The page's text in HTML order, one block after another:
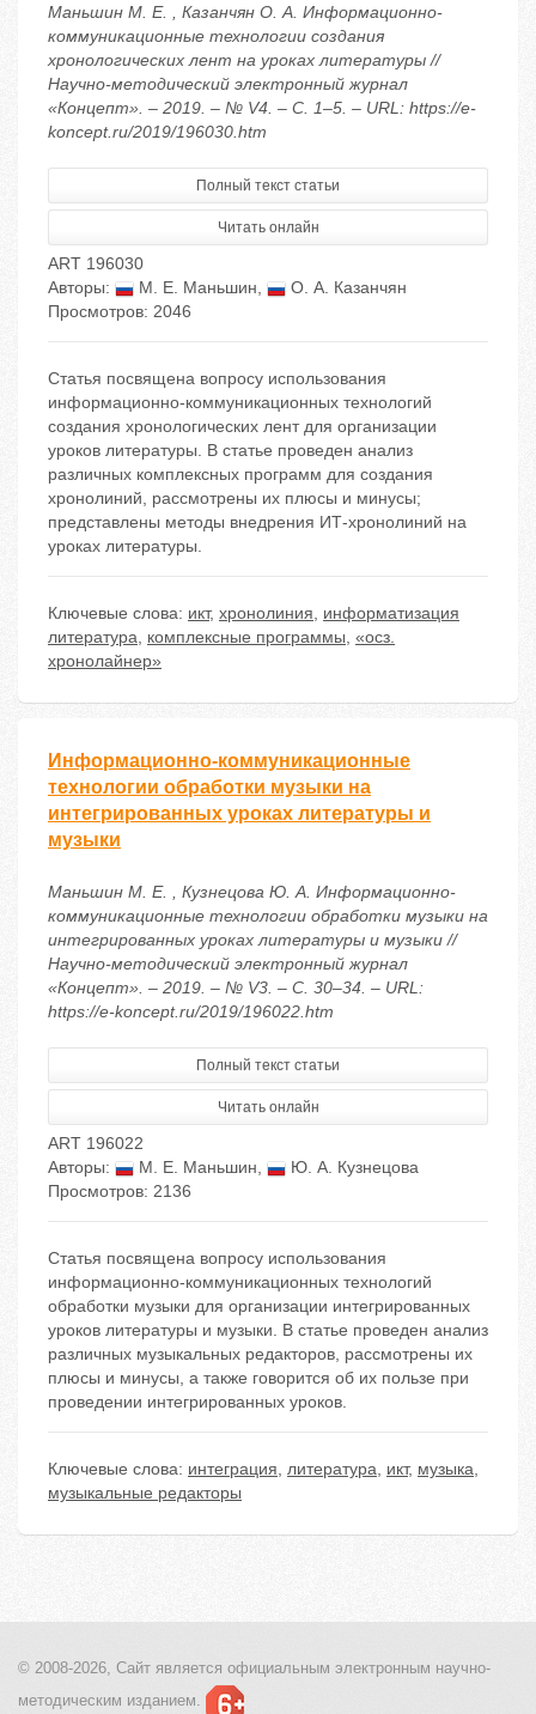
Маньшин М. Е. , Казанчян О. А. Информационно-
коммуникационные технологии создания
хронологических лент на уроках литературы //
Научно-методический электронный журнал
«Концепт». – 2019. – № V4. – С. 1–5. – URL: https://e-
koncept.ru/2019/196030.htm
Полный текст статьи
Читать онлайн
ART 196030
Авторы:
М. Е. Маньшин,
О. А. Казанчян
Просмотров: 2046
Статья посвящена вопросу использования
информационно-коммуникационных технологий
создания хронологических лент для организации
уроков литературы. В статье проведен анализ
различных комплексных программ для создания
хронолиний, рассмотрены их плюсы и минусы;
представлены методы внедрения ИТ-хронолиний на
уроках литературы.
Ключевые слова: икт, хронолиния, информатизация
литература, комплексные программы, «осз.
хронолайнер»
Информационно-коммуникационные
технологии обработки музыки на
интегрированных уроках литературы и
музыки
Маньшин М. Е. , Кузнецова Ю. А. Информационно-
коммуникационные технологии обработки музыки на
интегрированных уроках литературы и музыки //
Научно-методический электронный журнал
«Концепт». – 2019. – № V3. – С. 30–34. – URL:
https://e-koncept.ru/2019/196022.htm
Полный текст статьи
Читать онлайн
ART 196022
Авторы:
М. Е. Маньшин,
Ю. А. Кузнецова
Просмотров: 2136
Статья посвящена вопросу использования
информационно-коммуникационных технологий
обработки музыки для организации интегрированных
уроков литературы и музыки. В статье проведен анализ
различных музыкальных редакторов, рассмотрены их
плюсы и минусы, а также говорится об их пользе при
проведении интегрированных уроков.
Ключевые слова: интеграция, литература, икт, музыка,
музыкальные редакторы
© 2008-2026, Сайт является официальным электронным научно-
методическим изданием.